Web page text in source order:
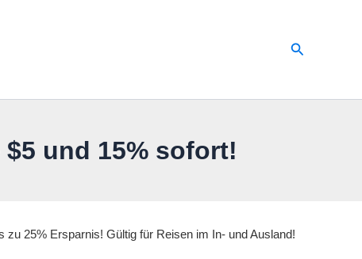
Suchen
und 15% sofort!
zu 25% Ersparnis! Gültig für Reisen im In- und Ausland!